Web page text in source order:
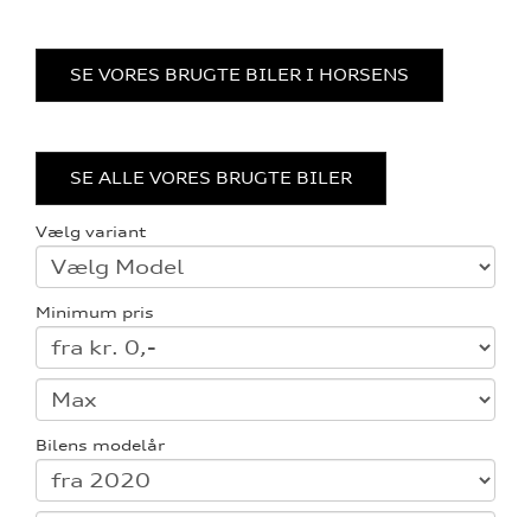
SE VORES BRUGTE BILER I HORSENS
SE ALLE VORES BRUGTE BILER
Vælg variant
Minimum pris
Bilens modelår